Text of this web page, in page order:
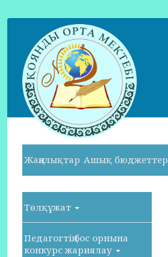
Жаңалықтар Ашық бюджеттер
Төлқұжат
Педагогтің бос орнына
конкурс жариялау